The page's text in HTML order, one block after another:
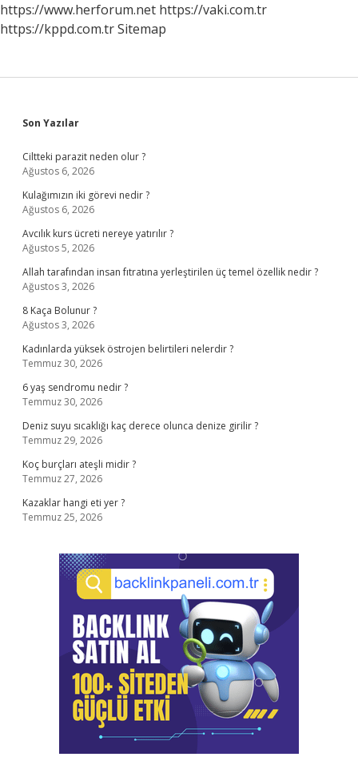
Yapılır
https://www.herforum.net https://vaki.com.tr
https://kppd.com.trSitemap
Sidebar
Son Yazılar
Ciltteki parazit neden olur ?
Ağustos 6, 2026
Kulağımızın iki görevi nedir ?
Ağustos 6, 2026
Avcılık kurs ücreti nereye yatırılır ?
Ağustos 5, 2026
Allah tarafından insan fıtratına yerleştirilen üç temel özellik nedir ?
Ağustos 3, 2026
8 Kaça Bolunur ?
Ağustos 3, 2026
Kadınlarda yüksek östrojen belirtileri nelerdir ?
Temmuz 30, 2026
6 yaş sendromu nedir ?
Temmuz 30, 2026
Deniz suyu sıcaklığı kaç derece olunca denize girilir ?
Temmuz 29, 2026
Koç burçları ateşli midir ?
Temmuz 27, 2026
Kazaklar hangi eti yer ?
Temmuz 25, 2026